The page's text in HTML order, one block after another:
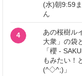
(水)朝9:59
ん
4
あの桜樹ル
大衆」の袋
「櫻 -
もみたい！
(^◇^;)」